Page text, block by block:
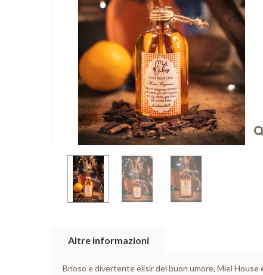
Altre informazioni
Brioso e divertente elisir del buon umore, Miel